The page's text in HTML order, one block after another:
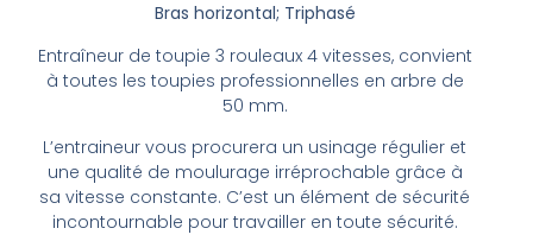
Bras horizontal; Triphasé
Entraîneur de toupie 3 rouleaux 4 vitesses, convient
à toutes les toupies professionnelles en arbre de
50 mm.
L’entraineur vous procurera un usinage régulier et
une qualité de moulurage irréprochable grâce à
sa vitesse constante. C’est un élément de sécurité
incontournable pour travailler en toute sécurité.